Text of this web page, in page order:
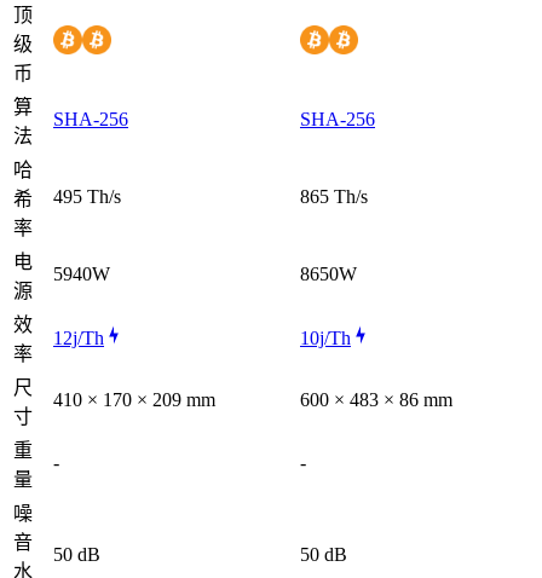
顶
级
币
算
法
SHA-256 SHA-256
哈
希
率
495 Th/s 865 Th/s
电
源
5940W 8650W
效
率
12j/Th 10j/Th
尺
寸
410 × 170 × 209 mm 600 × 483 × 86 mm
重
量
- -
噪
音
水
50 dB 50 dB